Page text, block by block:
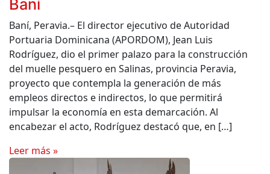
Baní
Baní, Peravia.– El director ejecutivo de Autoridad
Portuaria Dominicana (APORDOM), Jean Luis
Rodríguez, dio el primer palazo para la construcción
del muelle pesquero en Salinas, provincia Peravia,
proyecto que contempla la generación de más
empleos directos e indirectos, lo que permitirá
impulsar la economía en esta demarcación. Al
encabezar el acto, Rodríguez destacó que, en […]
Leer más »